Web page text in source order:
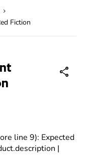
chevron_right
Fiction
share
line 9): Expected
|